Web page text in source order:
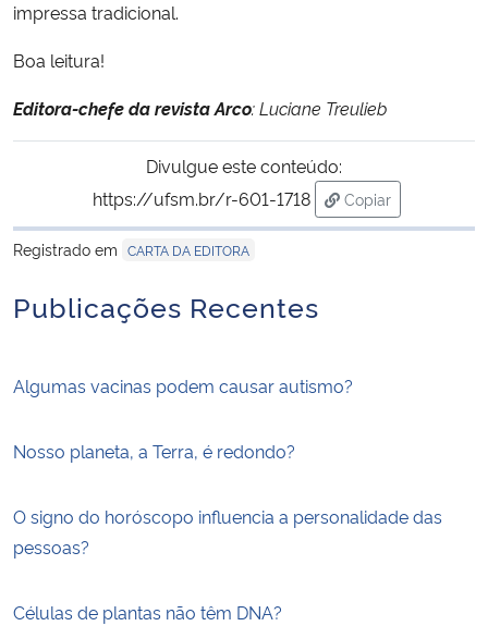
impressa tradicional.
Boa leitura!
Editora-chefe da revista Arco: Luciane Treulieb
Divulgue este conteúdo:
https://ufsm.br/r-601-1718
Copiar
para área de
Registrado em CARTA DA EDITORA
Publicações Recentes
Algumas vacinas podem causar autismo?
Nosso planeta, a Terra, é redondo?
O signo do horóscopo influencia a personalidade das
pessoas?
Células de plantas não têm DNA?